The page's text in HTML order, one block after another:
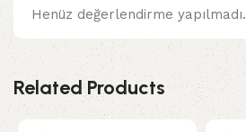
Henüz değerlendirme yapılmadı.
Related Products